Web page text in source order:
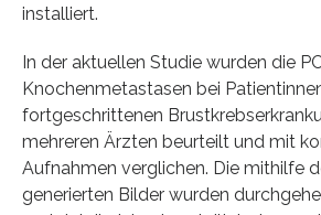
installiert.
In der aktuellen Studie wurden die
Knochenmetastasen bei
fortgeschrittenen
mehreren Ärzten beurteilt und mit
Aufnahmen verglichen. Die mithilfe
generierten Bilder wurden